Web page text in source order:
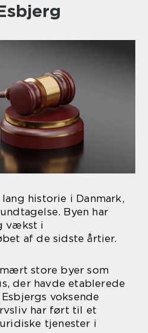
historie i Danmark,
Byen har
vækst i
af de sidste årtier.
store byer som
der havde etablerede
voksende
har ført til et
tjenester i